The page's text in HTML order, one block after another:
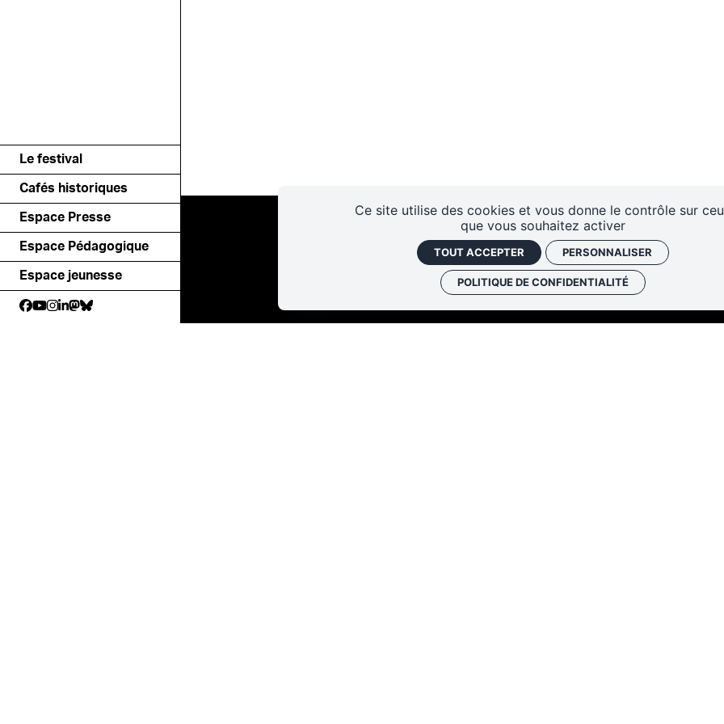
Ce site utilise des cookies et vous donne le contrôle sur
que vous souhaitez activer
TOUT ACCEPTER PERSONNALISER
POLITIQUE DE CONFIDENTIALITÉ
Le festival
Cafés historiques
Espace Presse
Espace Pédagogique
Espace jeunesse
Les cafés
historiques
Faire un don